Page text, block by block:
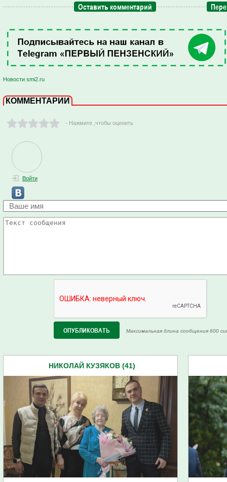
Оставить комментарий
Новости smi2.ru
КОММЕНТАРИИ
- Нажмите ,чтобы оценить
Войти
Максимальная длина сообщения 600
НИКОЛАЙ КУЗЯКОВ (41)